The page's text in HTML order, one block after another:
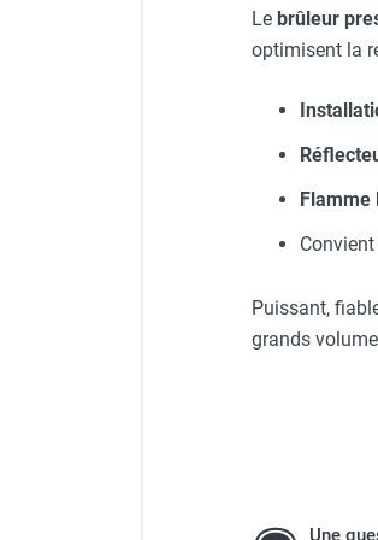
Chauffage FARM au gaz
Chauffage FARM au fioul
Chaudière fixe à eau
Aérotherme électrique
Aérotherme pompe à
(détente directe)
Le brûleur
optimisent la
Flamme
Puissant,
grands
Une